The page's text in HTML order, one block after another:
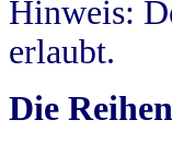
Hinweis:
erlaubt.
Die